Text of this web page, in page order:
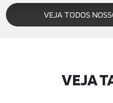
VEJA TODOS
VEJA